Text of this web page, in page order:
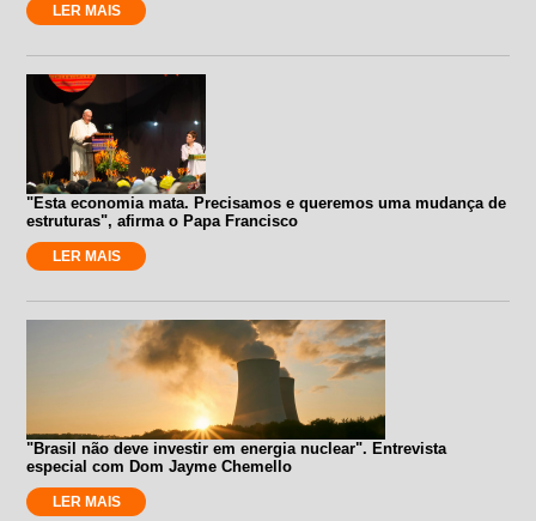
LER MAIS
"Esta economia mata. Precisamos e queremos uma mudança de
estruturas", afirma o Papa Francisco
LER MAIS
"Brasil não deve investir em energia nuclear". Entrevista
especial com Dom Jayme Chemello
LER MAIS